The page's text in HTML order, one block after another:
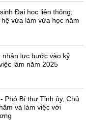
Đại học liên thông;
vừa làm vừa học năm
nhân lực bước vào kỷ
làm năm 2025
Phó Bí thư Tỉnh ủy, Chủ
và làm việc với